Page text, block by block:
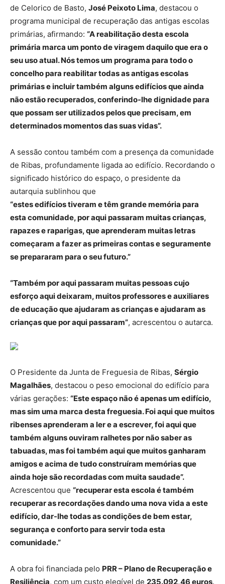
de Celorico de Basto, José Peixoto Lima, destacou o
programa municipal de recuperação das antigas escolas
primárias, afirmando: “A reabilitação desta escola
primária marca um ponto de viragem daquilo que era o
seu uso atual. Nós temos um programa para todo o
concelho para reabilitar todas as antigas escolas
primárias e incluir também alguns edifícios que ainda
não estão recuperados, conferindo-lhe dignidade para
que possam ser utilizados pelos que precisam, em
determinados momentos das suas vidas”.
A sessão contou também com a presença da comunidade
de Ribas, profundamente ligada ao edifício. Recordando o
significado histórico do espaço, o presidente da
autarquia sublinhou que
“estes edifícios tiveram e têm grande memória para
esta comunidade, por aqui passaram muitas crianças,
rapazes e raparigas, que aprenderam muitas letras
começaram a fazer as primeiras contas e seguramente
se prepararam para o seu futuro.”
“Também por aqui passaram muitas pessoas cujo
esforço aqui deixaram, muitos professores e auxiliares
de educação que ajudaram as crianças e ajudaram as
crianças que por aqui passaram”, acrescentou o autarca.
O Presidente da Junta de Freguesia de Ribas, Sérgio
Magalhães, destacou o peso emocional do edifício para
várias gerações: “Este espaço não é apenas um edifício,
mas sim uma marca desta freguesia. Foi aqui que muitos
ribenses aprenderam a ler e a escrever, foi aqui que
também alguns ouviram ralhetes por não saber as
tabuadas, mas foi também aqui que muitos ganharam
amigos e acima de tudo construíram memórias que
ainda hoje são recordadas com muita saudade”.
Acrescentou que “recuperar esta escola é também
recuperar as recordações dando uma nova vida a este
edifício, dar-lhe todas as condições de bem estar,
segurança e conforto para servir toda esta
comunidade.”
A obra foi financiada pelo PRR – Plano de Recuperação e
Resiliência, com um custo elegível de 235.092,46 euros.